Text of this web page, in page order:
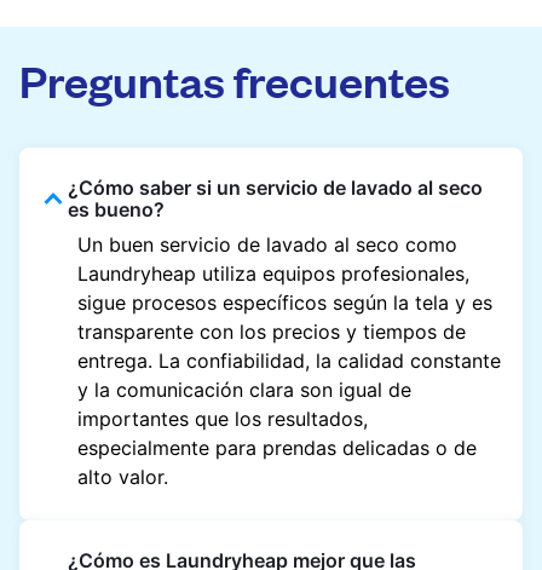
Preguntas frecuentes
¿Cómo saber si un servicio de lavado al seco
es bueno?
Un buen servicio de lavado al seco como
Laundryheap utiliza equipos profesionales,
sigue procesos específicos según la tela y es
transparente con los precios y tiempos de
entrega. La confiabilidad, la calidad constante
y la comunicación clara son igual de
importantes que los resultados,
especialmente para prendas delicadas o de
alto valor.
¿Cómo es Laundryheap mejor que las